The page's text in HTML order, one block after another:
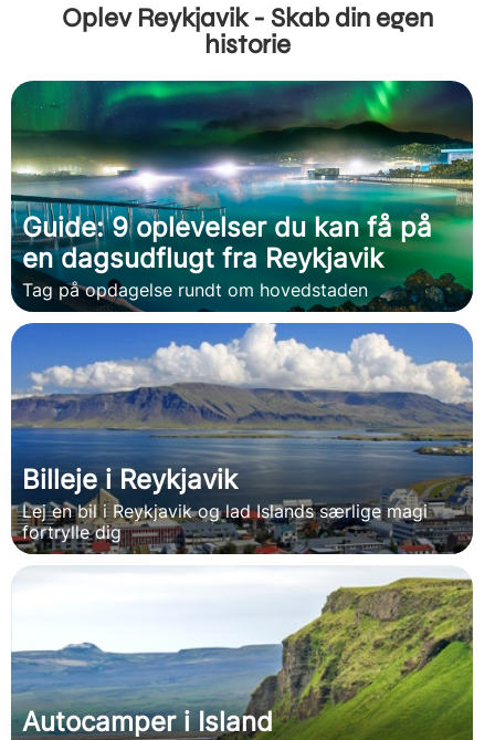
Oplev Reykjavik - Skab din egen
historie
Guide: 9 oplevelser du kan få på
en dagsudflugt fra Reykjavik
Tag på opdagelse rundt om hovedstaden
Billeje i Reykjavik
Lej en bil i Reykjavik og lad Islands særlige magi
fortrylle dig
Autocamper i Island